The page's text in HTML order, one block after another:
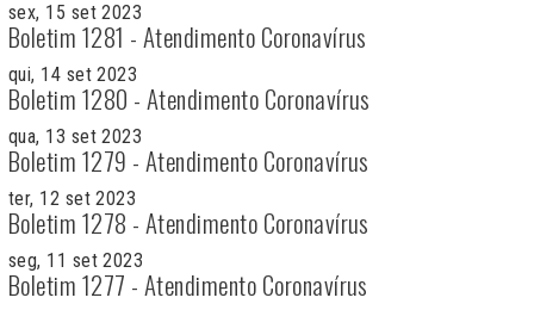
sex, 15 set 2023
Boletim 1281 - Atendimento Coronavírus
qui, 14 set 2023
Boletim 1280 - Atendimento Coronavírus
qua, 13 set 2023
Boletim 1279 - Atendimento Coronavírus
ter, 12 set 2023
Boletim 1278 - Atendimento Coronavírus
seg, 11 set 2023
Boletim 1277 - Atendimento Coronavírus